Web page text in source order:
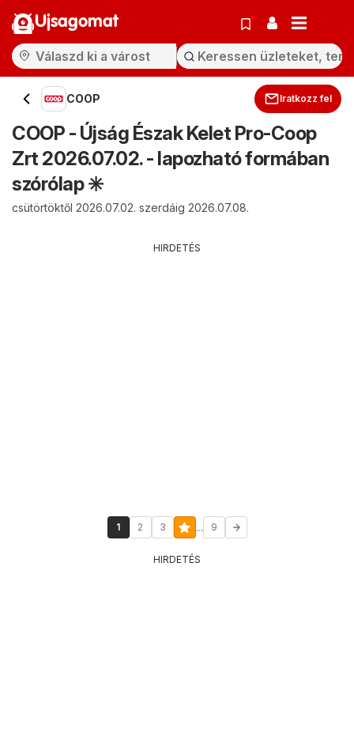
Ujsagomat
COOP Iratkozz fel
COOP - Újság Észak Kelet Pro-Coop
Zrt 2026.07.02. - lapozható formában
szórólap ✳️
csütörtöktől 2026.07.02. szerdáig 2026.07.08.
HIRDETÉS
1 2 3 ... 9
HIRDETÉS